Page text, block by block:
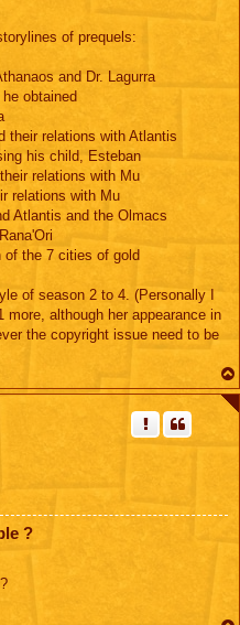
of prequels:
and Dr. Lagurra
obtained
their relations with Atlantis
his child, Esteban
relations with Mu
relations with Mu
Atlantis and the Olmacs
of the 7 cities of gold
of season 2 to 4. (Personally I
more, although her appearance in
the copyright issue need to be
?